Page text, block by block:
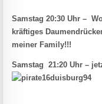
Samstag 20:30 Uhr –
kräftiges
meiner Family!!!
Samstag 21:20 Uhr –